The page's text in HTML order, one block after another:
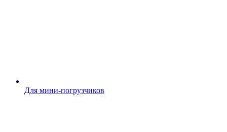
Для мини-погрузчиков